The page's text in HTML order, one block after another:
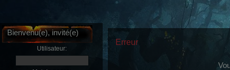
Bienvenu(e), invité(e)
Utilisateur:
Erreur